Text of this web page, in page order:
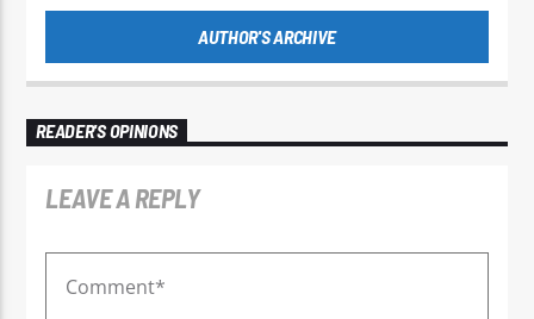
AUTHOR'S ARCHIVE
READER'S OPINIONS
LEAVE A REPLY